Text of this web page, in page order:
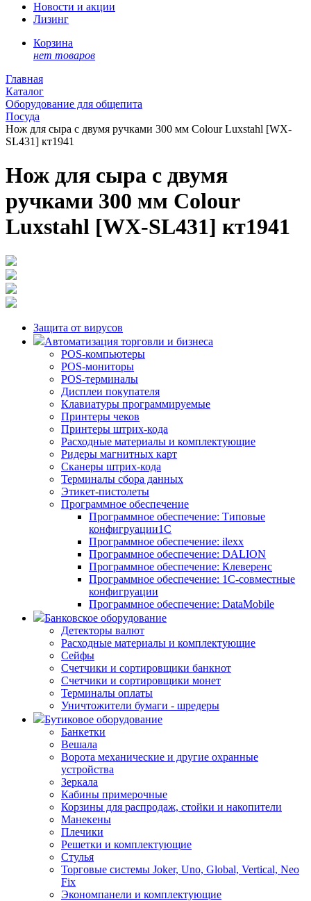
Новости и акции
Лизинг
Корзина
нет товаров
Главная
Каталог
Оборудование для общепита
Посуда
Нож для сыра с двумя ручками 300 мм Colour Luxstahl [WX-
SL431] кт1941
Нож для сыра с двумя
ручками 300 мм Colour
Luxstahl [WX-SL431] кт1941
Защита от вирусов
Автоматизация торговли и бизнеса
POS-компьютеры
POS-мониторы
POS-терминалы
Дисплеи покупателя
Клавиатуры программируемые
Принтеры чеков
Принтеры штрих-кода
Расходные материалы и комплектующие
Ридеры магнитных карт
Сканеры штрих-кода
Терминалы сбора данных
Этикет-пистолеты
Программное обеспечение
Программное обеспечение: Типовые
конфигруации1С
Программное обеспечение: ilexx
Программное обеспечение: DALION
Программное обеспечение: Клеверенс
Программное обеспечение: 1С-совместные
конфигруации
Программное обеспечение: DataMobile
Банковское оборудование
Детекторы валют
Расходные материалы и комплектующие
Сейфы
Счетчики и сортировщики банкнот
Счетчики и сортировщики монет
Терминалы оплаты
Уничтожители бумаги - шредеры
Бутиковое оборудование
Банкетки
Вешала
Ворота механические и другие охранные
устройства
Зеркала
Кабины примерочные
Корзины для распродаж, стойки и накопители
Манекены
Плечики
Решетки и комплектующие
Стулья
Торговые системы Joker, Uno, Global, Vertical, Neo
Fix
Экономпанели и комплектующие